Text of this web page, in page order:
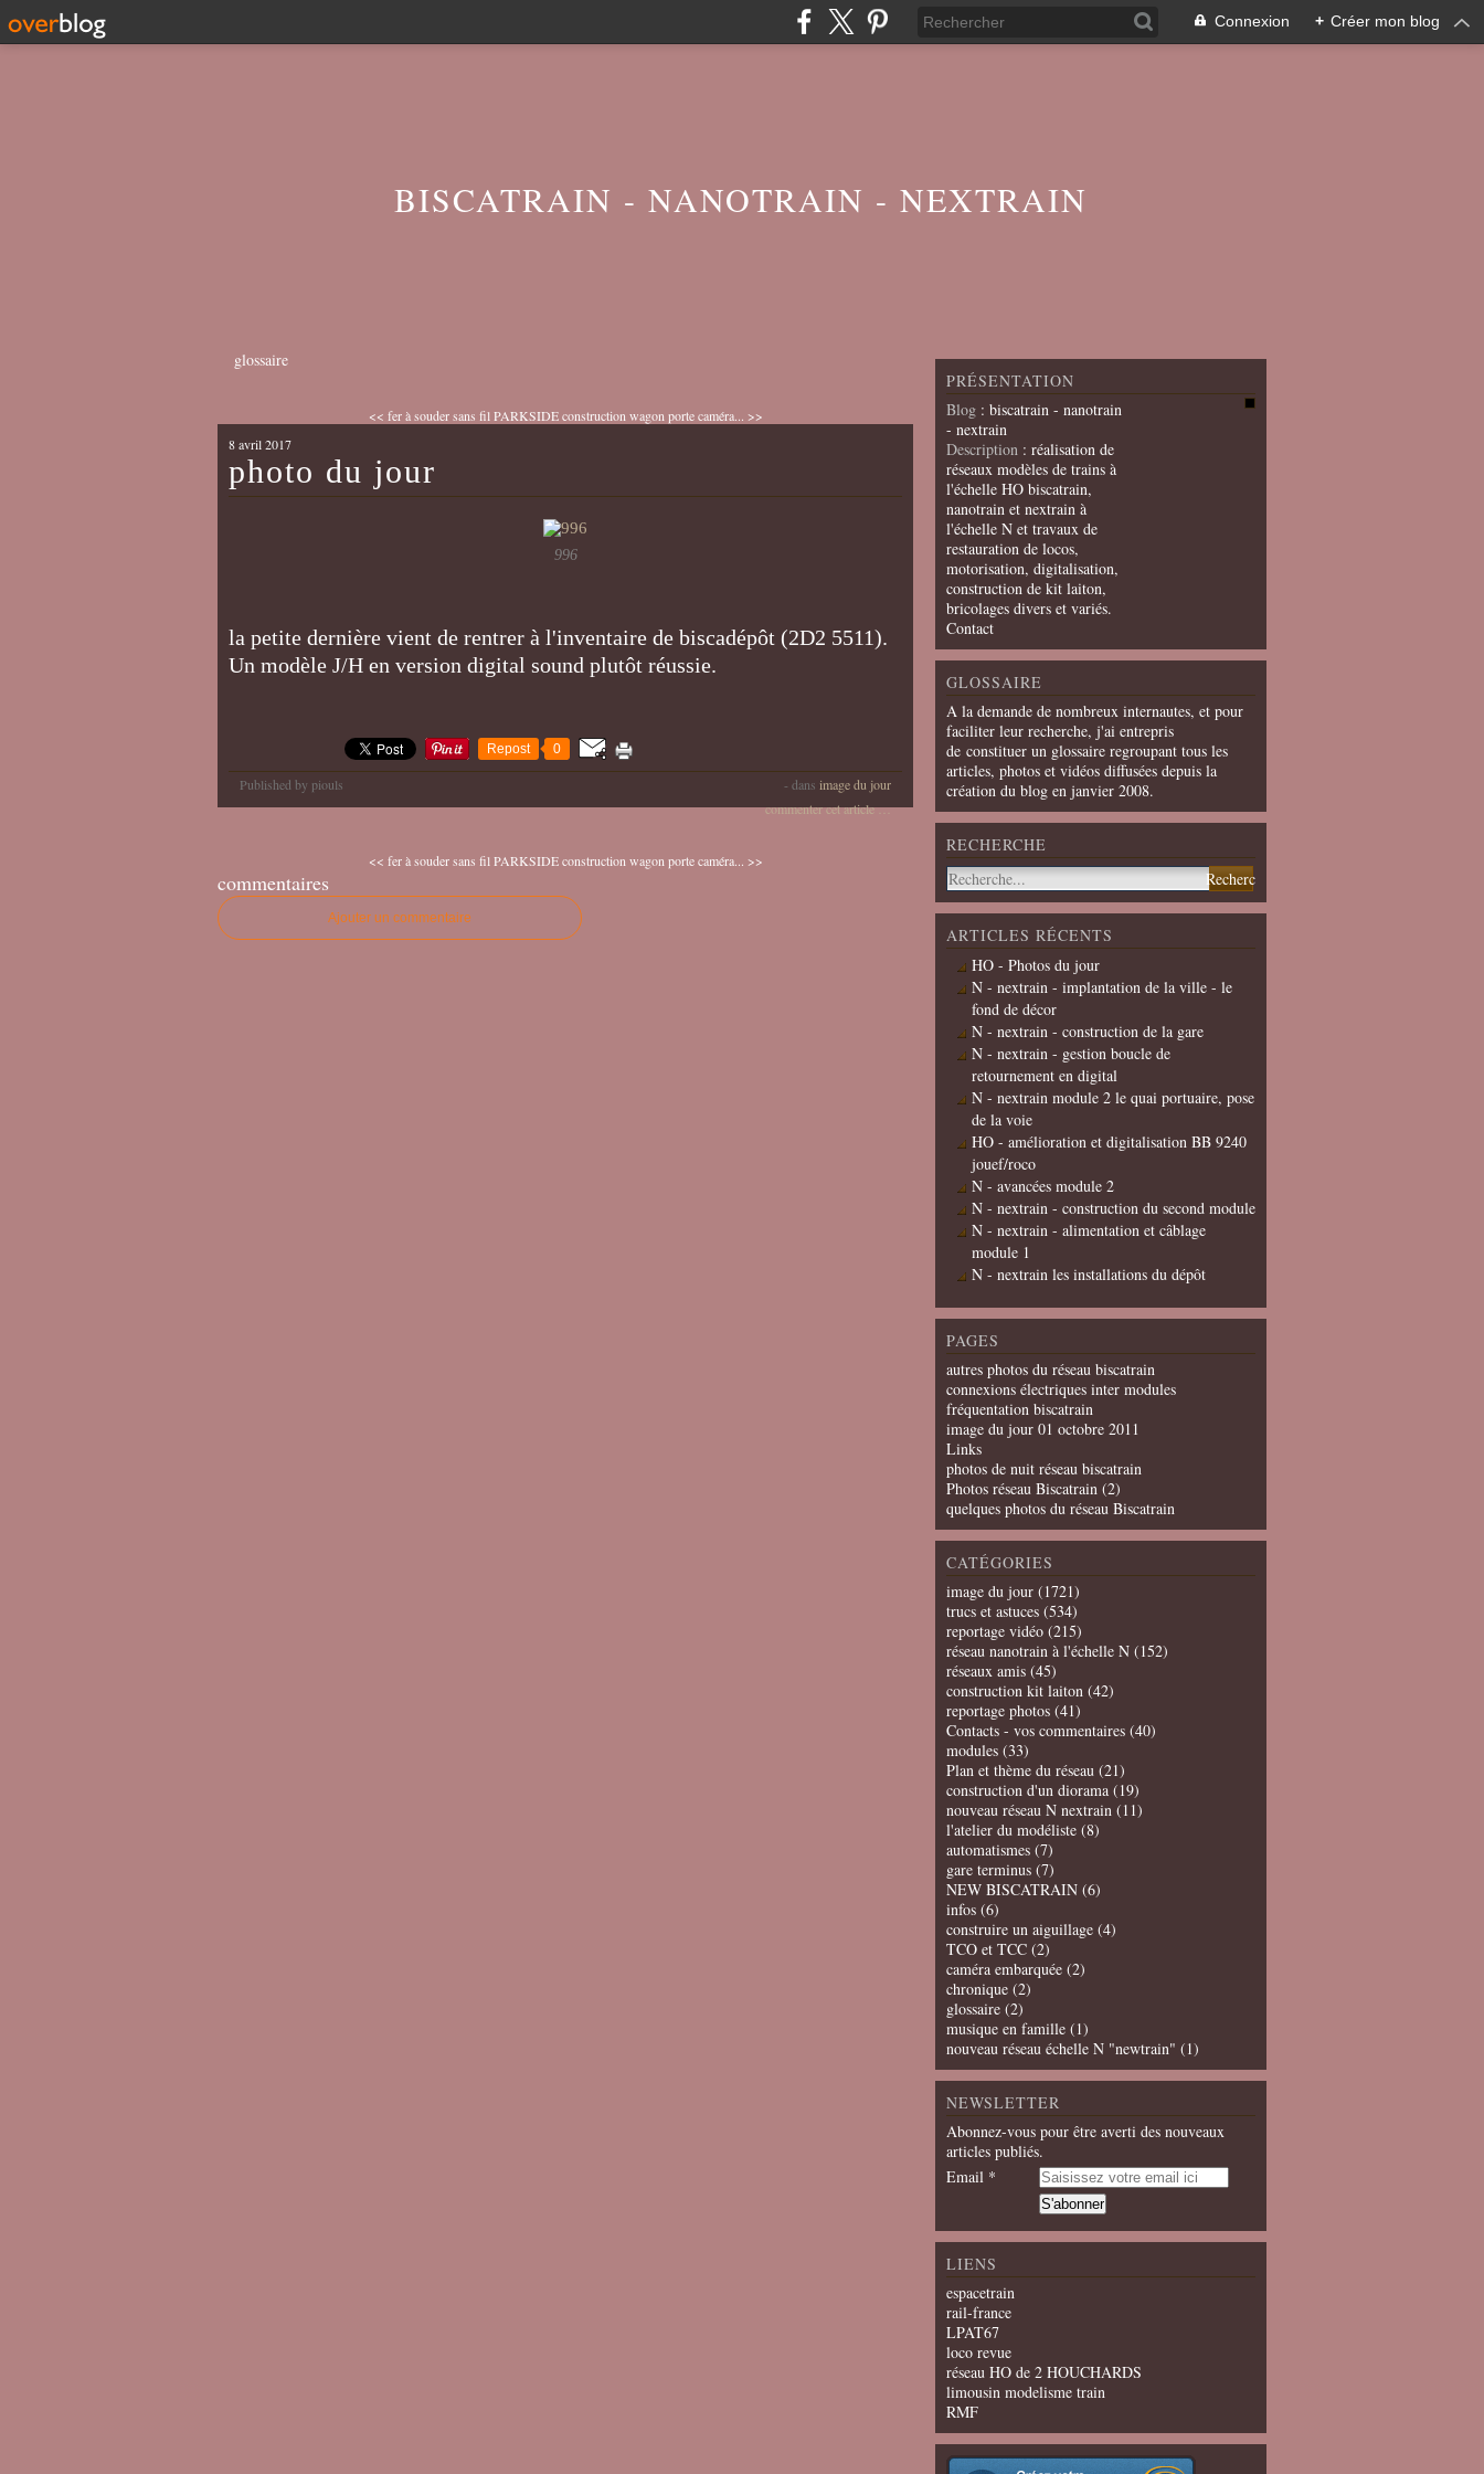
Connexion + Créer mon blog
BISCATRAIN - NANOTRAIN - NEXTRAIN
glossaire
<< fer à souder sans fil PARKSIDE construction wagon porte caméra... >>
8 avril 2017
photo du jour
996
la petite dernière vient de rentrer à l'inventaire de biscadépôt (2D2 5511).
Un modèle J/H en version digital sound plutôt réussie.
Repost 0
Published by piouls - dans image du jour
commenter cet article…
<< fer à souder sans fil PARKSIDE construction wagon porte caméra... >>
commentaires
Ajouter un commentaire
PRÉSENTATION
Blog : biscatrain - nanotrain
- nextrain
Description : réalisation de
réseaux modèles de trains à
l'échelle HO biscatrain,
nanotrain et nextrain à
l'échelle N et travaux de
restauration de locos,
motorisation, digitalisation,
construction de kit laiton,
bricolages divers et variés.
Contact
GLOSSAIRE
A la demande de nombreux internautes, et pour
faciliter leur recherche, j'ai entrepris
de constituer un glossaire regroupant tous les
articles, photos et vidéos diffusées depuis la
création du blog en janvier 2008.
RECHERCHE
ARTICLES RÉCENTS
HO - Photos du jour
N - nextrain - implantation de la ville - le
fond de décor
N - nextrain - construction de la gare
N - nextrain - gestion boucle de
retournement en digital
N - nextrain module 2 le quai portuaire, pose
de la voie
HO - amélioration et digitalisation BB 9240
jouef/roco
N - avancées module 2
N - nextrain - construction du second module
N - nextrain - alimentation et câblage
module 1
N - nextrain les installations du dépôt
PAGES
autres photos du réseau biscatrain
connexions électriques inter modules
fréquentation biscatrain
image du jour 01 octobre 2011
Links
photos de nuit réseau biscatrain
Photos réseau Biscatrain (2)
quelques photos du réseau Biscatrain
CATÉGORIES
image du jour (1721)
trucs et astuces (534)
reportage vidéo (215)
réseau nanotrain à l'échelle N (152)
réseaux amis (45)
construction kit laiton (42)
reportage photos (41)
Contacts - vos commentaires (40)
modules (33)
Plan et thème du réseau (21)
construction d'un diorama (19)
nouveau réseau N nextrain (11)
l'atelier du modéliste (8)
automatismes (7)
gare terminus (7)
NEW BISCATRAIN (6)
infos (6)
construire un aiguillage (4)
TCO et TCC (2)
caméra embarquée (2)
chronique (2)
glossaire (2)
musique en famille (1)
nouveau réseau échelle N "newtrain" (1)
NEWSLETTER
Abonnez-vous pour être averti des nouveaux
articles publiés.
Email
LIENS
espacetrain
rail-france
LPAT67
loco revue
réseau HO de 2 HOUCHARDS
limousin modelisme train
RMF